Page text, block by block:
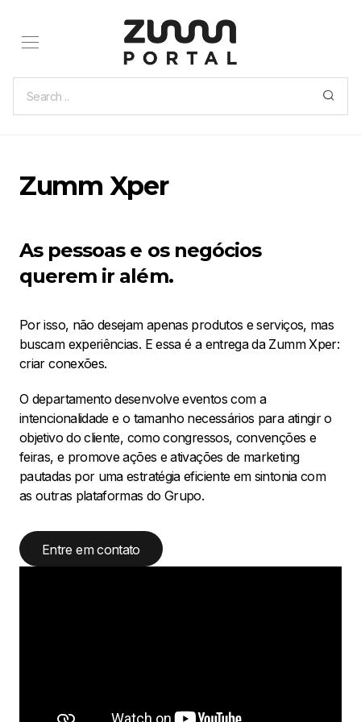
Zumm Xper
As pessoas e os negócios
querem ir além.
Por isso, não desejam apenas produtos e serviços, mas
buscam experiências. E essa é a entrega da Zumm Xper:
criar conexões.
O departamento desenvolve eventos com a
intencionalidade e o tamanho necessários para atingir o
objetivo do cliente, como congressos, convenções e
feiras, e promove ações e ativações de marketing
pautadas por uma estratégia eficiente em sintonia com
as outras plataformas do Grupo.
Entre em contato